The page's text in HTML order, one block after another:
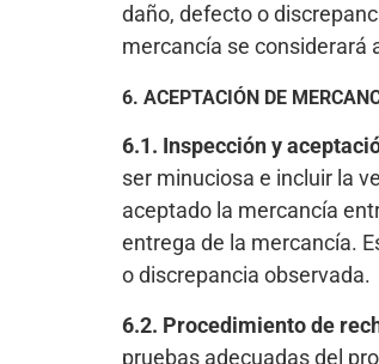
daño, defecto o
mercancía se considerará
6. ACEPTACIÓN DE
6.1. Inspección y
ser minuciosa e incluir la
aceptado la mercancía
entrega de la mercancía.
o discrepancia observada.
6.2. Procedimiento de
pruebas adecuadas del